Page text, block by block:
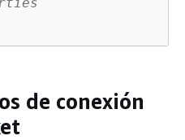
de conexión